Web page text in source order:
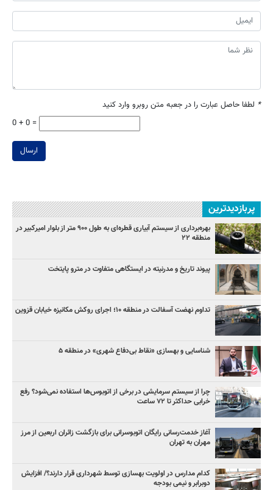
* لطفا حاصل عبارت را در جعبه متن روبرو وارد کنید
0 + 0 =
ارسال
پربازدیدترین
بهره‌برداری از سیستم آبیاری قطره‌ای به طول ۹۰۰ متر از بلوار امیرکبیر در
منطقه ۲۲
پیوند تاریخ و مدرنیته در ایستگاهی متفاوت در مترو پایتخت
تداوم نهضت آسفالت در منطقه ۱۰؛ اجرای روکش مکانیزه خیابان قزوین
شناسایی و بهسازی «نقاط بی‌دفاع شهری» در منطقه ۵
چرا از سیستم سرمایشی در برخی از اتوبوس‌ها استفاده نمی‌شود؟ رفع
خرابی حداکثر تا ۷۲ ساعت
آغاز خدمت‌رسانی رایگان اتوبوسرانی برای بازگشت زائران اربعین از مرز
مهران به تهران
کدام مدارس در اولویت بهسازی توسط شهرداری قرار دارند؟/ افزایش
دوبرابر و نیمی بودجه